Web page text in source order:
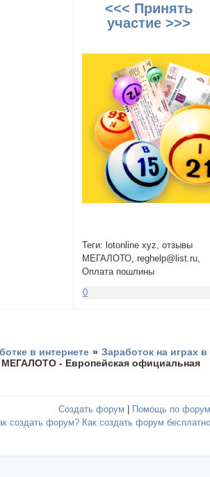
<<< Принять
участие >>>
Теги: lotonline xyz, отзывы
МЕГАЛОТО, reghelp@list.ru,
Оплата пошлины
0
в интернете » Заработок на играх в
МЕГАЛОТО - Европейская официальная
Создать форум Помощь по